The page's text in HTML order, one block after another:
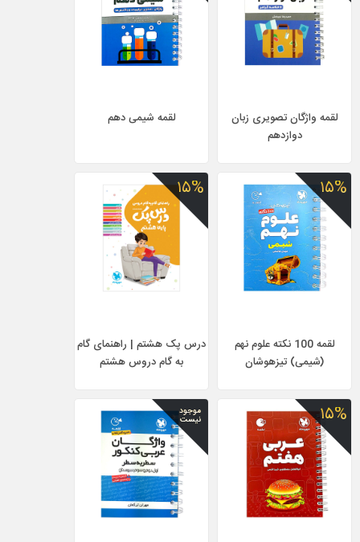
لقمه واژگان تصویری زبان
دوازدهم
لقمه شیمی دهم
۱۵%
لقمه 100 نکته علوم نهم
(شیمی) تیزهوشان
۱۵%
درس پک هشتم | راهنمای گام
به گام دروس هشتم
۱۵% موجود
نیست